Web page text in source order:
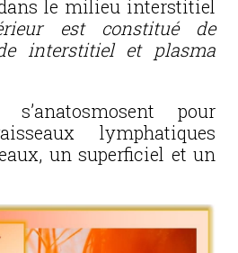
le milieu interstitiel
est constitué de
interstitiel et plasma
pour
lymphatiques
un superficiel et un